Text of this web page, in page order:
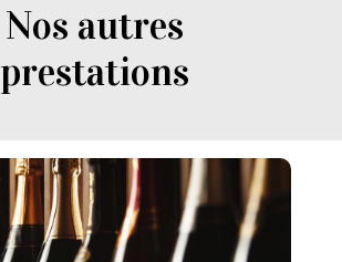
Nos autres
prestations